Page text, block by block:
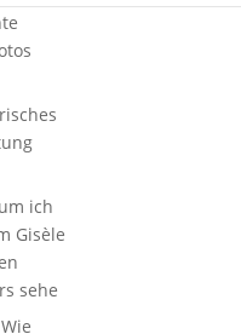
ich
Gisèle
sehe